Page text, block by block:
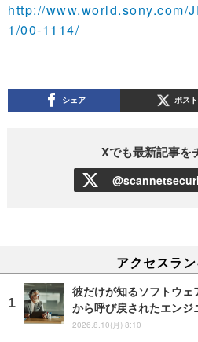
http://www.world.sony.com/
1/00-1114/
シェア ポスト
Xでも最新記事を
アクセスラ
彼だけが知るソフトウェ
から呼び戻されたエンジ
2026.8.10(月) 8:10